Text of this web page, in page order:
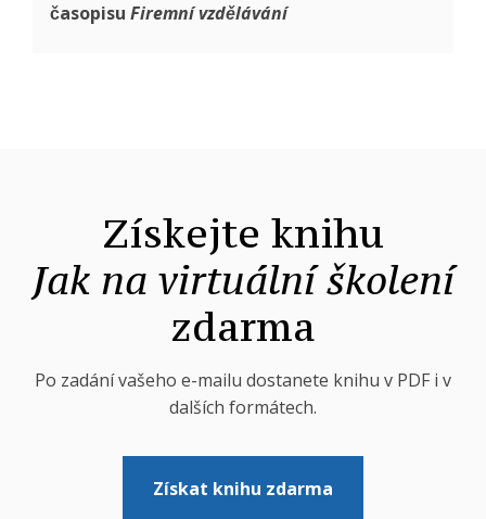
časopisu Firemní vzdělávání
Získejte knihu
Jak na virtuální školení
zdarma
Po zadání vašeho e-mailu dostanete knihu v PDF i v
dalších formátech.
Získat knihu zdarma